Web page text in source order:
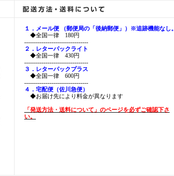
１．メール便 （郵便局の「後納郵便」）※追跡機能なし。
◆全国一律 180円
---------------------------------
２．レターパックライト
◆全国一律 430円
---------------------------------
３．レターパックプラス
◆全国一律 600円
---------------------------------
４．宅配便（佐川急便）
◆お届け先により料金が異なります
「発送方法・送料について」のページを必ずご確認下さ
い。